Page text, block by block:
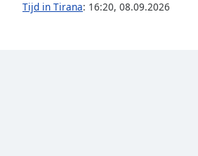
window.
Tijd in Tirana: 16:20, 08.09.2026